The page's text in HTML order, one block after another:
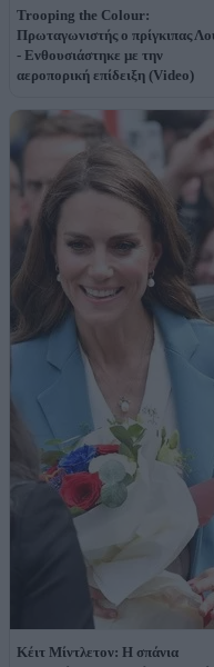
Trooping the Colour:
Πρωταγωνιστής ο πρίγκιπας
- Ενθουσιάστηκε με την
αεροπορική επίδειξη (Video)
Κέιτ Μίντλετον: Η σπάνια